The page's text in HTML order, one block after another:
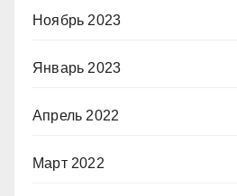
Ноябрь 2023
Январь 2023
Апрель 2022
Март 2022